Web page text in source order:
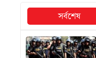
সর্বশেষ